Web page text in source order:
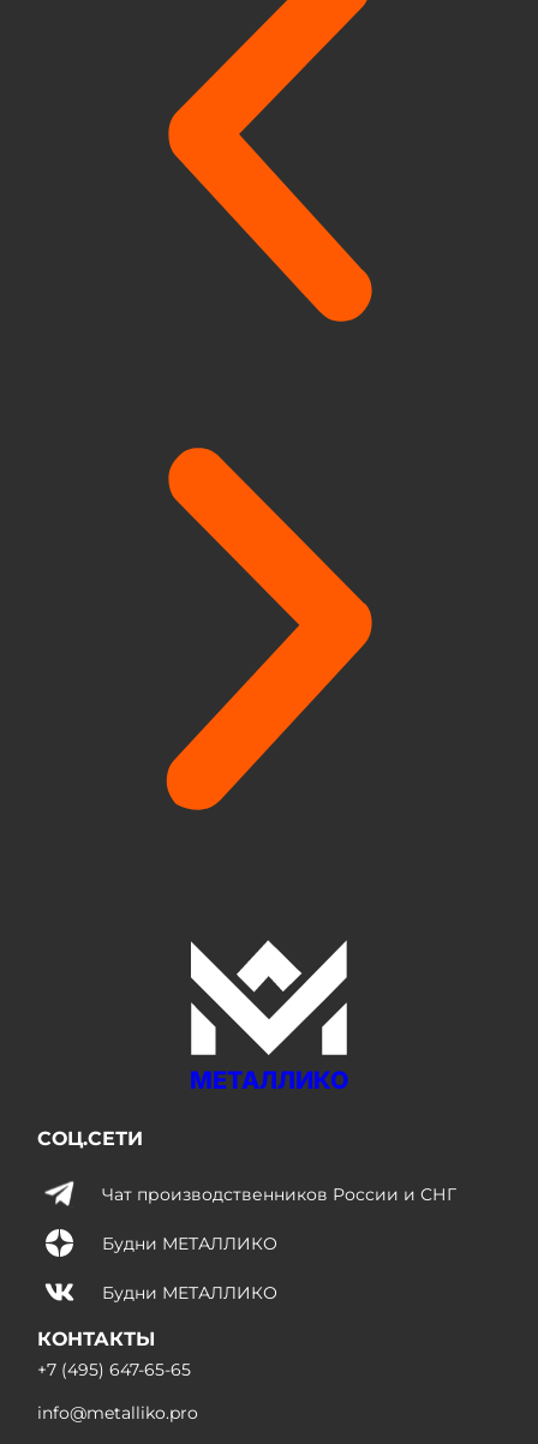
МЕТАЛЛИКО
СОЦ.СЕТИ
Чат производственников России и СНГ
Будни МЕТАЛЛИКО
Будни МЕТАЛЛИКО
КОНТАКТЫ
+7 (495) 647-65-65
info@metalliko.pro